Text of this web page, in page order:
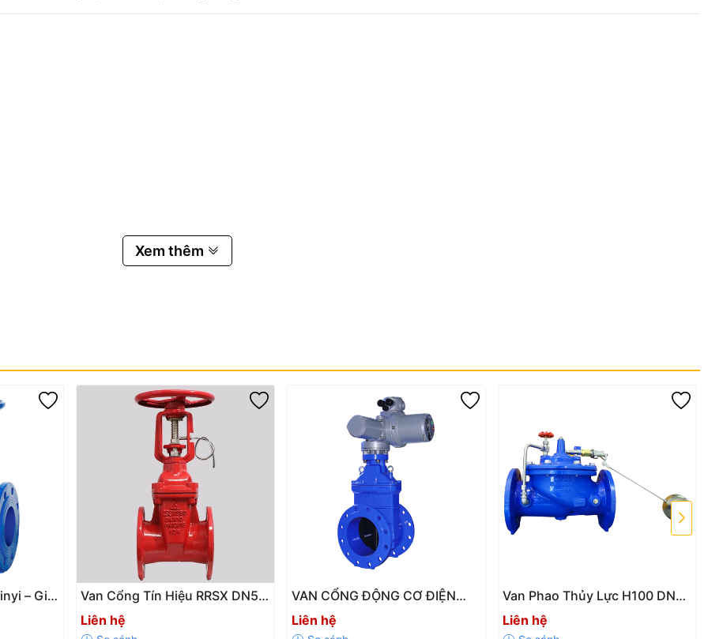
Xem thêm
– Giải
Nước
Van Cổng Tín Hiệu RRSX DN50
– DN600 Cho Hệ Thống PCCC |
Giám Sát Trạng Thái Đóng Mở
Liên hệ
VAN CỔNG ĐỘNG CƠ ĐIỆN
SHINYI – GIẢI PHÁP ĐIỀU
KHIỂN TỰ ĐỘNG HIỆN ĐẠI
Liên hệ
Van Phao Thủy Lực H100 DN50
– DN600 Chính Hãng | Tự Động
Kiểm Soát Mực Nước Hiệu Quả
Liên hệ